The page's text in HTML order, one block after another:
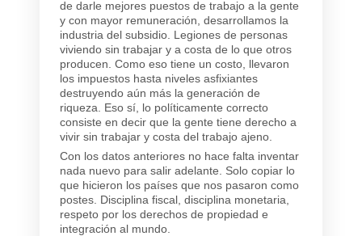
de darle mejores puestos de trabajo a la gente
y con mayor remuneración, desarrollamos la
industria del subsidio. Legiones de personas
viviendo sin trabajar y a costa de lo que otros
producen. Como eso tiene un costo, llevaron
los impuestos hasta niveles asfixiantes
destruyendo aún más la generación de
riqueza. Eso sí, lo políticamente correcto
consiste en decir que la gente tiene derecho a
vivir sin trabajar y costa del trabajo ajeno.
Con los datos anteriores no hace falta inventar
nada nuevo para salir adelante. Solo copiar lo
que hicieron los países que nos pasaron como
postes. Disciplina fiscal, disciplina monetaria,
respeto por los derechos de propiedad e
integración al mundo.